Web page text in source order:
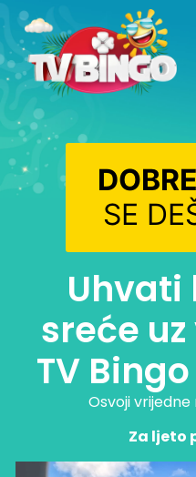
SE
Uhvati
sreće
TV
Osvoji
Za ljeto